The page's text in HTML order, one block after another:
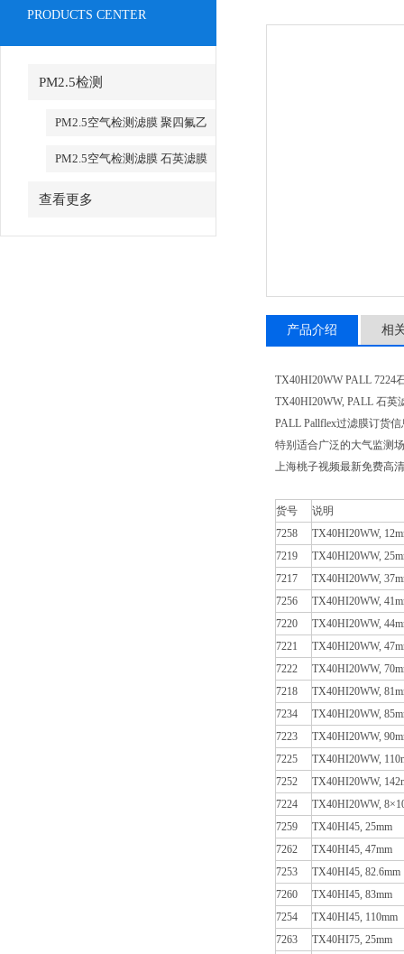
PRODUCTS CENTER
PM2.5检测
PM2.5空气检测滤膜 聚四氟乙
PM2.5空气检测滤膜 石英滤膜
查看更多
产品介绍 相
TX40HI20WW PALL 7224
TX40HI20WW, PALL 石英
PALL Pallflex过滤膜订货信
特别适合广泛的大气监测场
上海桃子视频最新免费高
货号
说明
7258
TX40HI20WW,
7219
TX40HI20WW,
7217
TX40HI20WW,
7256
TX40HI20WW,
7220
TX40HI20WW,
7221
TX40HI20WW,
7222
TX40HI20WW,
7218
TX40HI20WW,
7234
TX40HI20WW,
7223
TX40HI20WW,
7225
TX40HI20WW,
7252
TX40HI20WW,
7224
TX40HI20WW,
7259
TX40HI45, 25mm
7262
TX40HI45, 47mm
7253
TX40HI45, 82.6mm
7260
TX40HI45, 83mm
7254
TX40HI45, 110mm
7263
TX40HI75, 25mm